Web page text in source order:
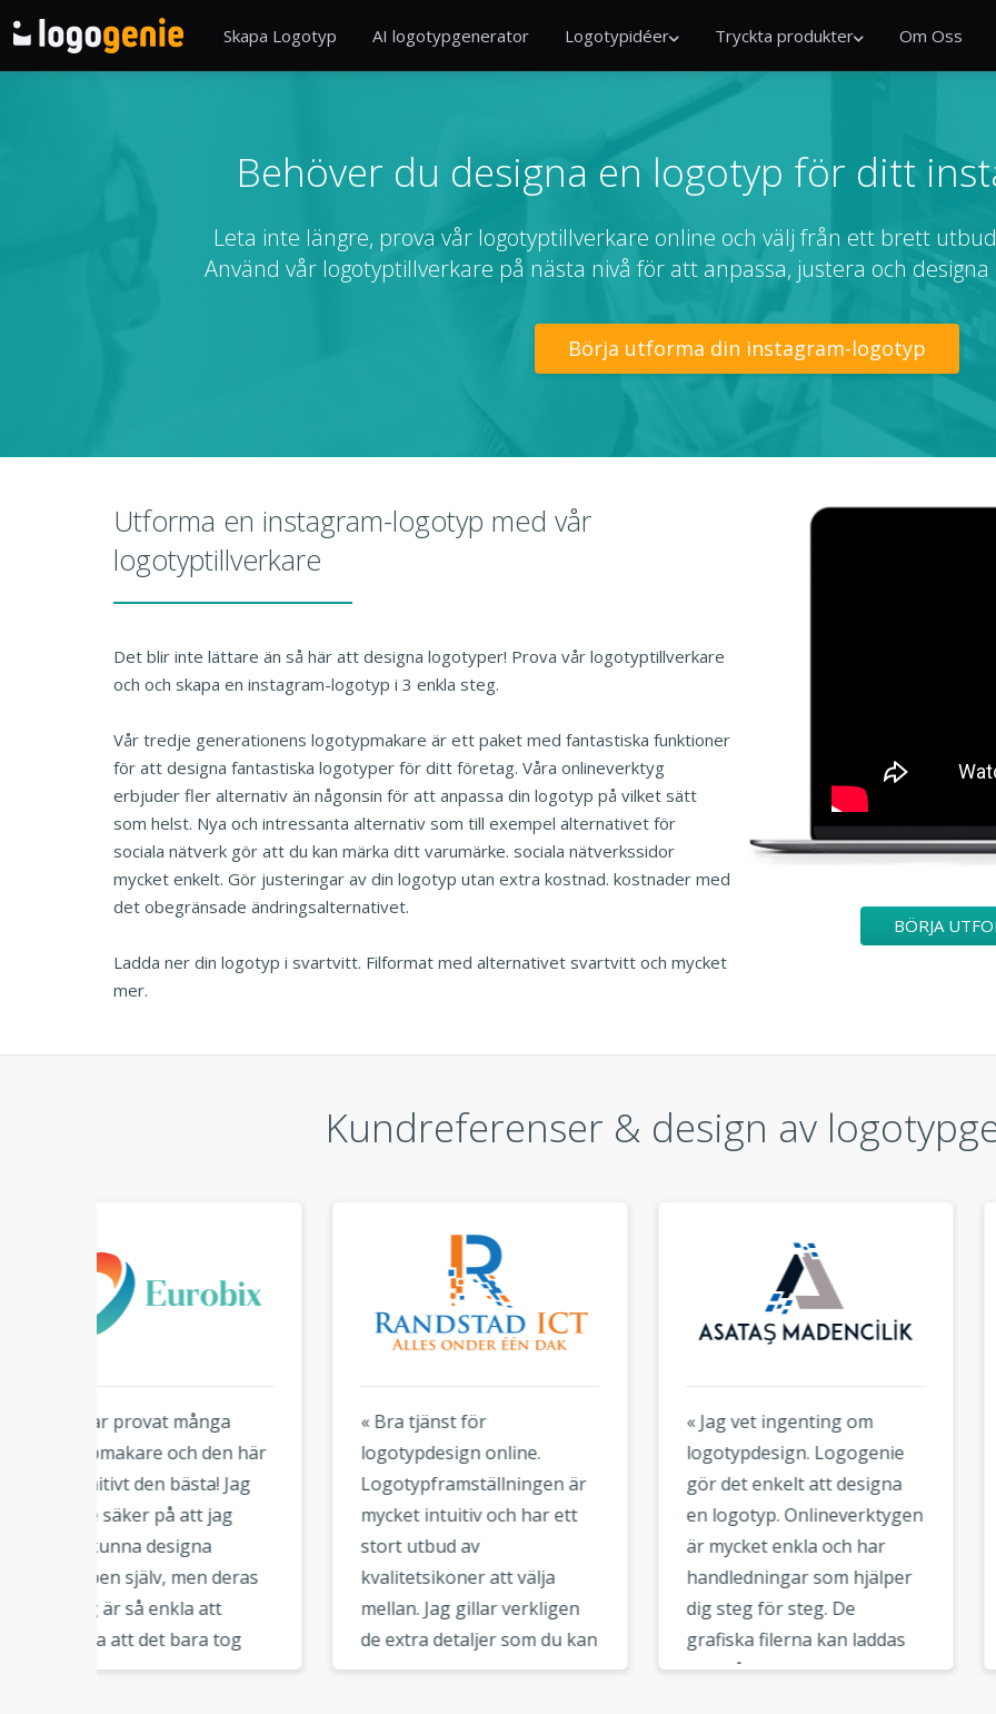
Skapa Logotyp AI logotypgenerator Logotypidéer Tryckta produkter Om Oss
Behöver du designa en logotyp för ditt
Leta inte längre, prova vår logotyptillverkare online och välj från ett brett
Använd vår logotyptillverkare på nästa nivå för att anpassa, justera och
Börja utforma din instagram-logotyp
Utforma en instagram-logotyp med vår
logotyptillverkare
Det blir inte lättare än så här att designa logotyper! Prova vår logotyptillverkare
och och skapa en instagram-logotyp i 3 enkla steg.
Vår tredje generationens logotypmakare är ett paket med fantastiska funktioner
för att designa fantastiska logotyper för ditt företag. Våra onlineverktyg
erbjuder fler alternativ än någonsin för att anpassa din logotyp på vilket sätt
som helst. Nya och intressanta alternativ som till exempel alternativet för
sociala nätverk gör att du kan märka ditt varumärke. sociala nätverkssidor
mycket enkelt. Gör justeringar av din logotyp utan extra kostnad. kostnader med
det obegränsade ändringsalternativet.
Ladda ner din logotyp i svartvitt. Filformat med alternativet svartvitt och mycket
mer.
BÖRJA
Kundreferenser & design av
« Bra tjänst för
logotypdesign online.
Logotypframställningen är
mycket intuitiv och har ett
stort utbud av
kvalitetsikoner att välja
mellan. Jag gillar verkligen
de extra detaljer som du kan
lägga till i din
« Jag vet ingenting om
logotypdesign. Logogenie
gör det enkelt att designa
en logotyp. Onlineverktygen
är mycket enkla och har
handledningar som hjälper
dig steg för steg. De
grafiska filerna kan laddas
ner från din
« Jag är imponerad av de
online-verktyg som finns
den här webbplatsen. Jag
var först lite skeptisk till
designa en logotyp online.
Denna logotyptillverkare
mycket lätt att använda
har några kvalitetsmallar.
Jag tyckte att det fanns